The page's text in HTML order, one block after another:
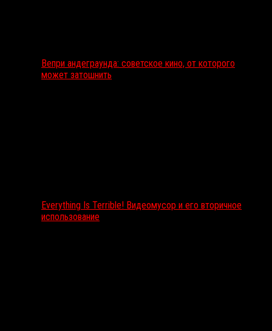
Вепри андеграунда: советское кино, от которого
может затошнить
Everything Is Terrible! Видеомусор и его вторичное
использование